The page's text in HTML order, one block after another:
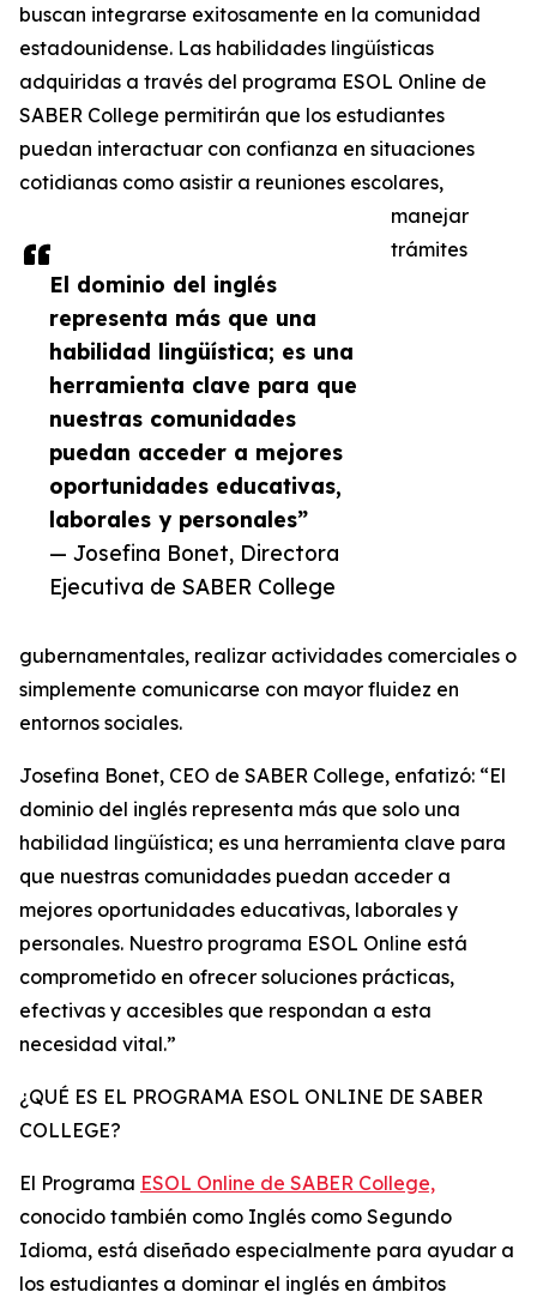
El dominio del inglés
representa más que una
habilidad lingüística; es una
herramienta clave para que
nuestras comunidades
puedan acceder a mejores
oportunidades educativas,
laborales y personales”
— Josefina Bonet, Directora
Ejecutiva de SABER College
buscan integrarse exitosamente en la comunidad
estadounidense. Las habilidades lingüísticas
adquiridas a través del programa ESOL Online de
SABER College permitirán que los estudiantes
puedan interactuar con confianza en situaciones
cotidianas como asistir a reuniones escolares,
manejar
trámites
gubernamentales, realizar actividades comerciales o
simplemente comunicarse con mayor fluidez en
entornos sociales.
Josefina Bonet, CEO de SABER College, enfatizó: “El
dominio del inglés representa más que solo una
habilidad lingüística; es una herramienta clave para
que nuestras comunidades puedan acceder a
mejores oportunidades educativas, laborales y
personales. Nuestro programa ESOL Online está
comprometido en ofrecer soluciones prácticas,
efectivas y accesibles que respondan a esta
necesidad vital.”
¿QUÉ ES EL PROGRAMA ESOL ONLINE DE SABER
COLLEGE?
El Programa ESOL Online de SABER College,
conocido también como Inglés como Segundo
Idioma, está diseñado especialmente para ayudar a
los estudiantes a dominar el inglés en ámbitos